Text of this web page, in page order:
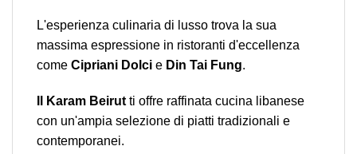
L'esperienza culinaria di lusso trova la sua
massima espressione in ristoranti d'eccellenza
come Cipriani Dolci e Din Tai Fung.
Il Karam Beirut ti offre raffinata cucina libanese
con un'ampia selezione di piatti tradizionali e
contemporanei.